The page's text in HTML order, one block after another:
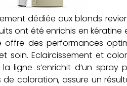
dédiée aux blonds
ont été enrichis en
des performances
Eclaircissement et
ligne s’enrichit d’un spray
coloration, assure un